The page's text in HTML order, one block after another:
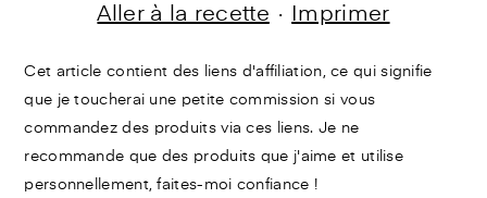
Aller à la recette · Imprimer
Cet article contient des liens d'affiliation, ce qui signifie
que je toucherai une petite commission si vous
commandez des produits via ces liens. Je ne
recommande que des produits que j'aime et utilise
personnellement, faites-moi confiance !